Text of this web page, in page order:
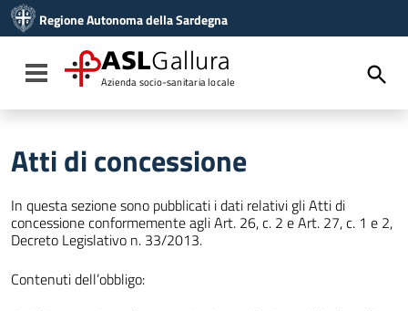
Vai al menu di navigazione
Vai al footer
Regione Autonoma della Sardegna
Toggle navigation
ASLGallura
Azienda socio-sanitaria locale
Atti di concessione
In questa sezione sono pubblicati i dati relativi gli Atti di
concessione conformemente agli Art. 26, c. 2 e Art. 27, c. 1 e 2,
Decreto Legislativo n. 33/2013.
Contenuti dell’obbligo: